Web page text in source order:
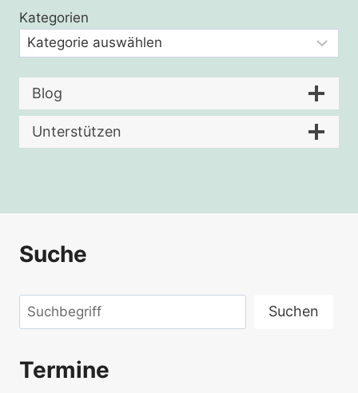
Kategorien
Blog
Unterstützen
Suche
Suchen Suchen
Termine